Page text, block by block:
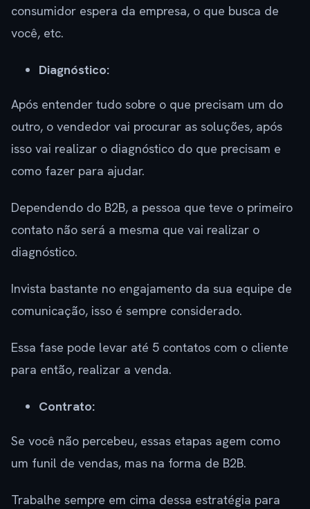
consumidor espera da empresa, o que busca de
você, etc.
Diagnóstico:
Após entender tudo sobre o que precisam um do
outro, o vendedor vai procurar as soluções, após
isso vai realizar o diagnóstico do que precisam e
como fazer para ajudar.
Dependendo do B2B, a pessoa que teve o primeiro
contato não será a mesma que vai realizar o
diagnóstico.
Invista bastante no engajamento da sua equipe de
comunicação, isso é sempre considerado.
Essa fase pode levar até 5 contatos com o cliente
para então, realizar a venda.
Contrato:
Se você não percebeu, essas etapas agem como
um funil de vendas, mas na forma de B2B.
Trabalhe sempre em cima dessa estratégia para